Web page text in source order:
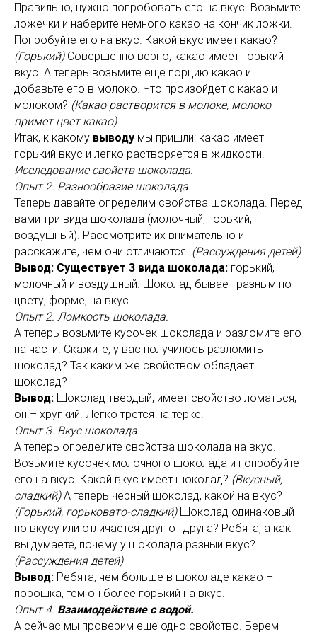
Правильно, нужно попробовать его на вкус. Возьмите
ложечки и наберите немного какао на кончик ложки.
Попробуйте его на вкус. Какой вкус имеет какао?
(Горький)Совершенно верно, какао имеет горький
вкус. А теперь возьмите еще порцию какао и
добавьте его в молоко. Что произойдет с какао и
молоком? (Какао растворится в молоке, молоко
примет цвет какао)
Итак, к какому выводу мы пришли: какао имеет
горький вкус и легко растворяется в жидкости.
Исследование свойств шоколада.
Опыт 2. Разнообразие шоколада.
Теперь давайте определим свойства шоколада. Перед
вами три вида шоколада (молочный, горький,
воздушный). Рассмотрите их внимательно и
расскажите, чем они отличаются. (Рассуждения детей)
Вывод: Существует 3 вида шоколада: горький,
молочный и воздушный. Шоколад бывает разным по
цвету, форме, на вкус.
Опыт 2. Ломкость шоколада.
А теперь возьмите кусочек шоколада и разломите его
на части. Скажите, у вас получилось разломить
шоколад? Так каким же свойством обладает
шоколад?
Вывод: Шоколад твердый, имеет свойство ломаться,
он – хрупкий. Легко трётся на тёрке.
Опыт 3. Вкус шоколада.
А теперь определите свойства шоколада на вкус.
Возьмите кусочек молочного шоколада и попробуйте
его на вкус. Какой вкус имеет шоколад? (Вкусный,
сладкий)А теперь черный шоколад, какой на вкус?
(Горький, горьковато-сладкий)Шоколад одинаковый
по вкусу или отличается друг от друга? Ребята, а как
вы думаете, почему у шоколада разный вкус?
(Рассуждения детей)
Вывод: Ребята, чем больше в шоколаде какао –
порошка, тем он более горький на вкус.
Опыт 4. Взаимодействие с водой.
А сейчас мы проверим еще одно свойство. Берем